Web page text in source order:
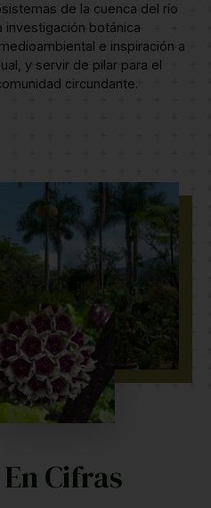
de la cuenca del río
investigación botánica
e inspiración a
y servir de pilar para el
circundante.
Cifras